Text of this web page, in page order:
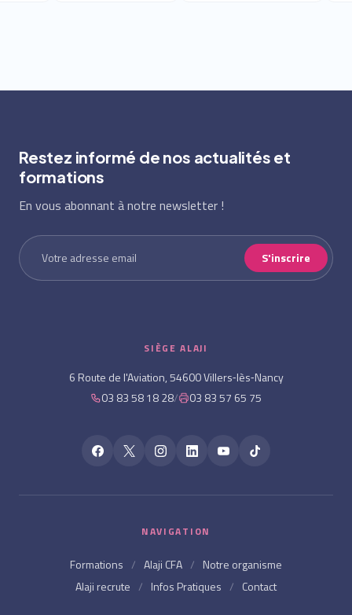
Restez informé de nos actualités et
formations
En vous abonnant à notre newsletter !
S'inscrire
SIÈGE ALAJI
6 Route de l'Aviation, 54600 Villers‑lès‑Nancy
03 83 58 18 28/ 03 83 57 65 75
NAVIGATION
Formations / Alaji CFA / Notre organisme
Alaji recrute / Infos Pratiques / Contact